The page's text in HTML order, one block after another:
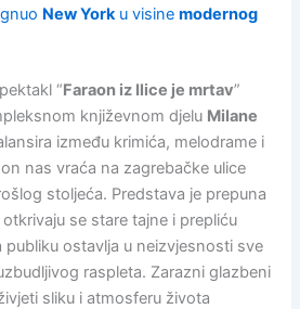
New Yorku visine modernog
“Faraon iz Ilice je mrtav”
književnom djelu Milane
između krimića, melodrame i
nas vraća na zagrebačke ulice
stoljeća. Predstava je prepuna
se stare tajne i prepliću
publiku ostavlja u neizvjesnosti sve
raspleta. Zarazni glazbeni
sliku i atmosferu života